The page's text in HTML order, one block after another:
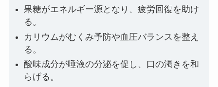
果糖がエネルギー源となり、疲労回復を助け
る。
カリウムがむくみ予防や血圧バランスを整え
る。
酸味成分が唾液の分泌を促し、口の渇きを和
らげる。